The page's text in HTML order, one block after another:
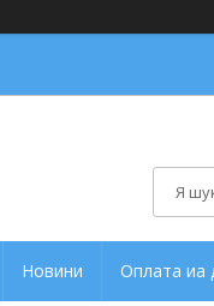
Новини Оплата иа